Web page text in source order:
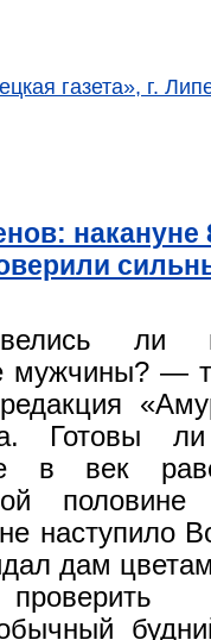
газета», г.
накануне
ли
мужчины? —
Готовы ли
в век
половине
наступило
дам